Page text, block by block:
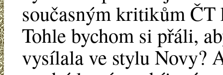
současným kritikům
Tohle bychom si přáli,
vysílala ve stylu Novy?